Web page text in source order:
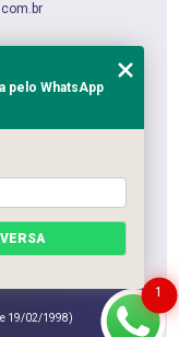
19/02/1998)
1
pelo WhatsApp